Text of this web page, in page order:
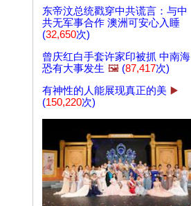
东帝汶总统戳穿中共谎言：与中
共无军事合作 澳洲可安心入睡
(32,650次)
曾庆红白手套许家印被抓 中南海
恐有大事发生 🖼️ (87,417次)
有神性的人能展现真正的美 ▶️
(150,220次)